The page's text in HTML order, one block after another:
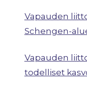
Vapauden
Schengen-
Vapauden
todelliset